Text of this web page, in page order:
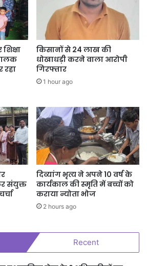
किसानों से 24 लाख की
धोखाधड़ी करने वाला आरोपी
गिरफ्तार
1 hour ago
संयुक्त
दिव्यांग भृत्य ने अपने 10 वर्ष के
कार्यकाल की स्मृति में बच्चों को
कराया न्योता भोज
2 hours ago
Recent